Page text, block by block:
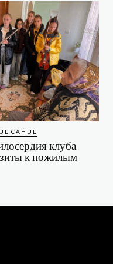
CAHUL
клуба
к пожилым